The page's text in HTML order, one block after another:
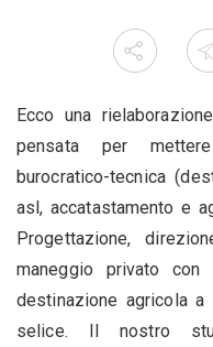
Ecco una
pensata per
burocratico-tecnica
asl, accatastamento e
Progettazione,
maneggio privato
destinazione agricola
selice. Il nostro